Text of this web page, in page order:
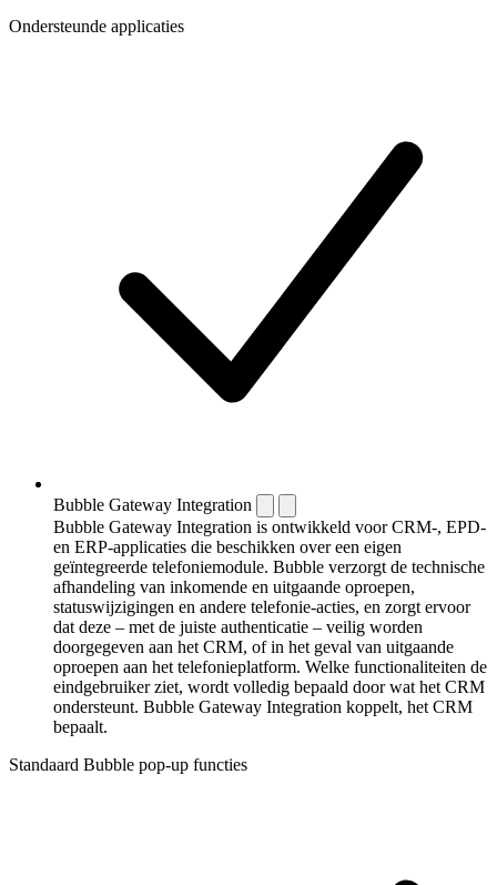
Ondersteunde applicaties
Bubble Gateway Integration
Bubble Gateway Integration is ontwikkeld voor CRM-, EPD-
en ERP-applicaties die beschikken over een eigen
geïntegreerde telefoniemodule. Bubble verzorgt de technische
afhandeling van inkomende en uitgaande oproepen,
statuswijzigingen en andere telefonie-acties, en zorgt ervoor
dat deze – met de juiste authenticatie – veilig worden
doorgegeven aan het CRM, of in het geval van uitgaande
oproepen aan het telefonieplatform. Welke functionaliteiten de
eindgebruiker ziet, wordt volledig bepaald door wat het CRM
ondersteunt. Bubble Gateway Integration koppelt, het CRM
bepaalt.
Standaard Bubble pop-up functies